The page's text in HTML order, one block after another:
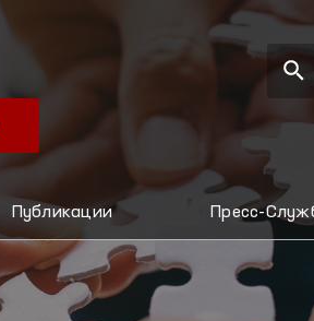
Публикации Пресс-